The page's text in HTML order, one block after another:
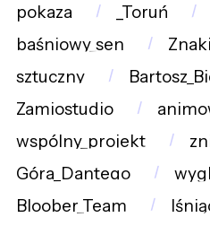
pokaza
_Toruń
baśniowy_sen
sztuczny
Zamiostudio
wspólny_projekt
Góra_Dantego
Bloober_Team